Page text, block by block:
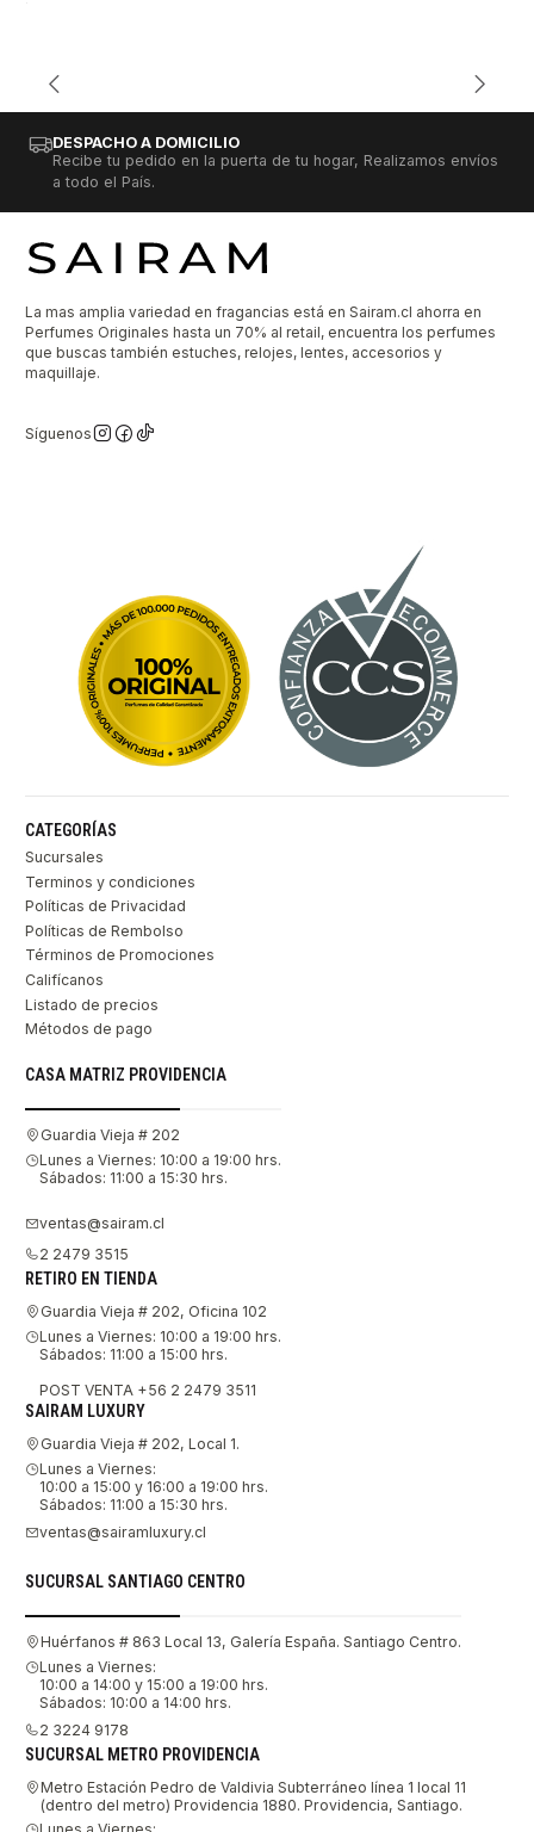
DESPACHO A DOMICILIO
Recibe tu pedido en la puerta de tu hogar, Realizamos envíos
a todo el País.
La mas amplia variedad en fragancias está en Sairam.cl ahorra en
Perfumes Originales hasta un 70% al retail, encuentra los perfumes
que buscas también estuches, relojes, lentes, accesorios y
maquillaje.
Síguenos
CATEGORÍAS
Sucursales
Terminos y condiciones
Políticas de Privacidad
Políticas de Rembolso
Términos de Promociones
Califícanos
Listado de precios
Métodos de pago
CASA MATRIZ PROVIDENCIA
Guardia Vieja # 202
Lunes a Viernes: 10:00 a 19:00 hrs.
Sábados: 11:00 a 15:30 hrs.
ventas@sairam.cl
2 2479 3515
RETIRO EN TIENDA
Guardia Vieja # 202, Oficina 102
Lunes a Viernes: 10:00 a 19:00 hrs.
Sábados: 11:00 a 15:00 hrs.
POST VENTA +56 2 2479 3511
SAIRAM LUXURY
Guardia Vieja # 202, Local 1.
Lunes a Viernes:
10:00 a 15:00 y 16:00 a 19:00 hrs.
Sábados: 11:00 a 15:30 hrs.
ventas@sairamluxury.cl
SUCURSAL SANTIAGO CENTRO
Huérfanos # 863 Local 13, Galería España. Santiago Centro.
Lunes a Viernes:
10:00 a 14:00 y 15:00 a 19:00 hrs.
Sábados: 10:00 a 14:00 hrs.
2 3224 9178
SUCURSAL METRO PROVIDENCIA
Metro Estación Pedro de Valdivia Subterráneo línea 1 local 11
(dentro del metro) Providencia 1880. Providencia, Santiago.